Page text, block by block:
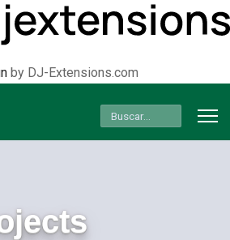
by DJ-Extensions.com
Buscar